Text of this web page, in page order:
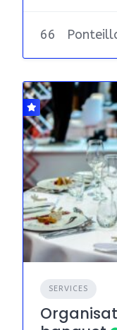
66
SERVICES